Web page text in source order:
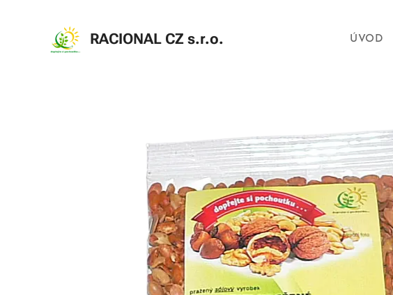
RACIONAL CZ s.r.o. ÚVOD